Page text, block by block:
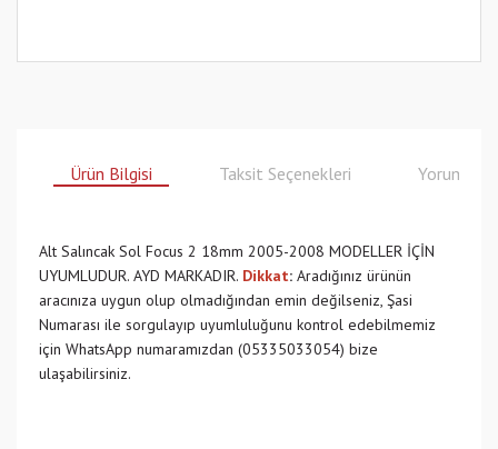
Ürün Bilgisi Taksit Seçenekleri Yorumlar
Alt Salıncak Sol Focus 2 18mm 2005-2008 MODELLER İÇİN
UYUMLUDUR. AYD MARKADIR. Dikkat: Aradığınız ürünün
aracınıza uygun olup olmadığından emin değilseniz, Şasi
Numarası ile sorgulayıp uyumluluğunu kontrol edebilmemiz
için WhatsApp numaramızdan (05335033054) bize
ulaşabilirsiniz.